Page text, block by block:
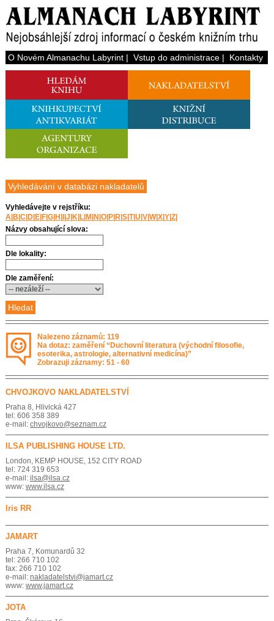
O Novém Almanachu Labyrint| Vstup do administrace| Kontakty
Vyhledávání v databázi nakladatelů
Vyhledávejte v rejstříku:
A| B C| D| E| F| G| H J K| L| M N O| P| R| S| T|U V| W|X| Y| Z|
Názvy obsahující slova:
Dle lokality:
Dle zaměření:
Nalezeno záznamů: 119
Na dotaz: zaměření “Duchovní literatura (východní filosofie,
esoterika, astrologie, alternativní medicína)”
Zobrazuji záznamy: 51 - 60
CHVOJKOVO NAKLADATELSTVÍ
Praha 8, Hlivická 427
tel: 606 358 389
e-mail: chvojkovo@seznam.cz
ILSA PUBLISHING HOUSE LTD.
London, KEMP HOUSE, 152 CITY ROAD
tel: 724 319 653
e-mail: ilsa@ilsa.cz
www: www.ilsa.cz
Iris RR
JAMART
Praha 7, Komunardů 32
tel: 266 710 102
fax: 266 710 102
e-mail: nakladatelstvi@jamart.cz
www: www.jamart.cz
JOTA